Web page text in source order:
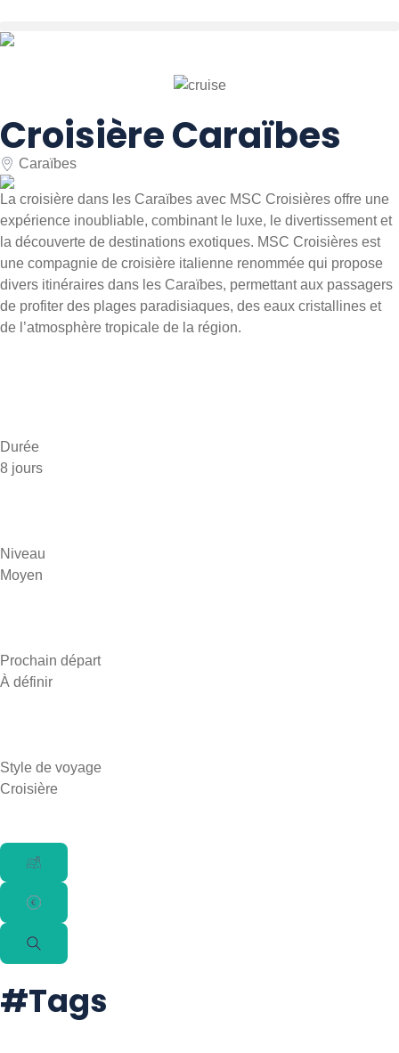
Croisière Caraïbes
Caraïbes
La croisière dans les Caraïbes avec MSC Croisières offre une
expérience inoubliable, combinant le luxe, le divertissement et
la découverte de destinations exotiques. MSC Croisières est
une compagnie de croisière italienne renommée qui propose
divers itinéraires dans les Caraïbes, permettant aux passagers
de profiter des plages paradisiaques, des eaux cristallines et
de l’atmosphère tropicale de la région.
Durée
8 jours
Niveau
Moyen
Prochain départ
À définir
Style de voyage
Croisière
#Tags